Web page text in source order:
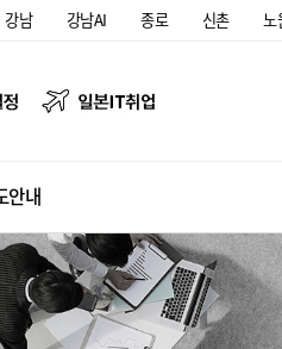
강남 강남AI 종로 신촌 노
안내